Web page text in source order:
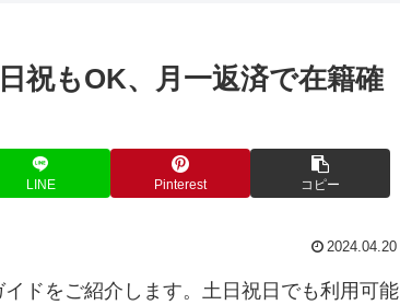
祝もOK、月一返済で在籍確
LINE Pinterest コピー
2024.04.20
ドをご紹介します。土日祝日でも利用可能